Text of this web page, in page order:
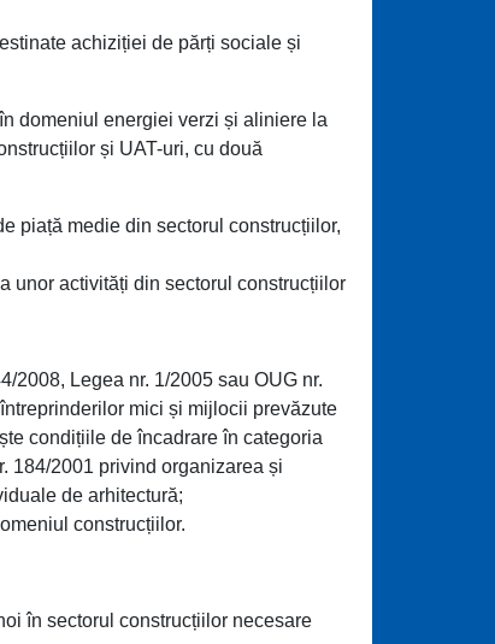
achiziției de părți sociale și
domeniul energiei verzi și aliniere la
și UAT-uri, cu două
piață medie din sectorul construcțiilor,
unor activități din sectorul construcțiilor
2008, Legea nr. 1/2005 sau OUG nr.
mici și mijlocii prevăzute
condițiile de încadrare în categoria
184/2001 privind organizarea și
de arhitectură;
construcțiilor.
în sectorul construcțiilor necesare